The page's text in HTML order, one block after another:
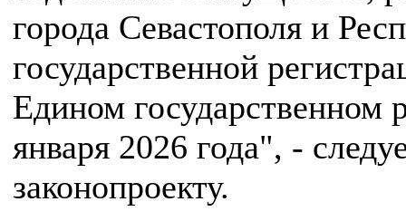
города Севастополя и
государственной
Едином государственном
января 2026 года", -
законопроекту.